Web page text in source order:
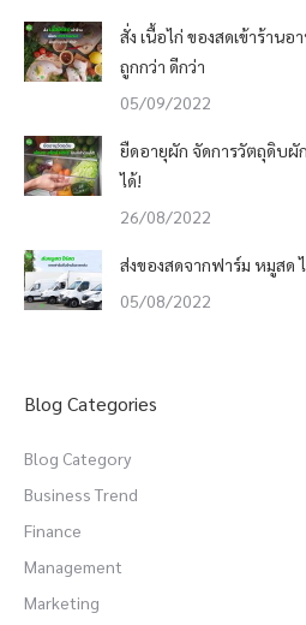
สั่ง เนื้อไก่ ของสดเข้าร้านอ
ถูกกว่า ดีกว่า
05/09/2022
ยืดอายุผัก จัดการวัตถุดิบผั
ได้!
26/08/2022
ส่งของสดจากฟาร์ม หมูสด
05/08/2022
Blog Categories
Blog Category
Business Trend
Finance
Management
Marketing